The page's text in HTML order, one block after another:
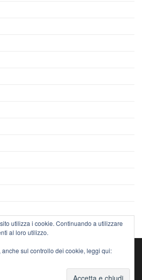
-SocietàNazionaleMedica
Primarie - C.F. 97037540156 - P.I.
utilizza i cookie. Continuando a utilizzare
al loro utilizzo.
sul controllo dei cookie, leggi qui: